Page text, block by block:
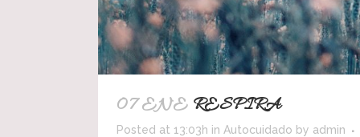
07 ENE RESPIRA
Posted at 13:03h in Autocuidado by admin